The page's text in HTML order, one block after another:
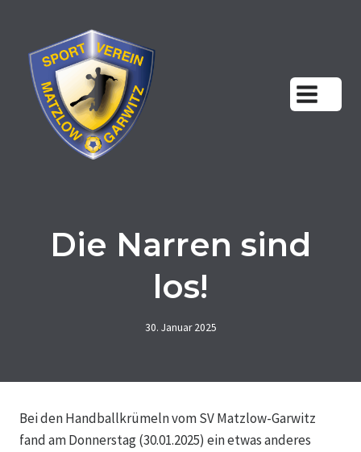
springen
Die Narren sind
los!
30. Januar 2025
Bei den Handballkrümeln vom SV Matzlow-Garwitz
fand am Donnerstag (30.01.2025) ein etwas anderes